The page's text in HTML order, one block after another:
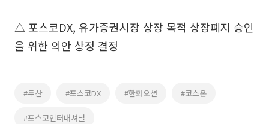
△ 포스코DX, 유가증권시장 상장 목적 상장폐지 승인
을 위한 의안 상정 결정
#두산 #포스코DX #한화오션 #코스온
#포스코인터내셔널